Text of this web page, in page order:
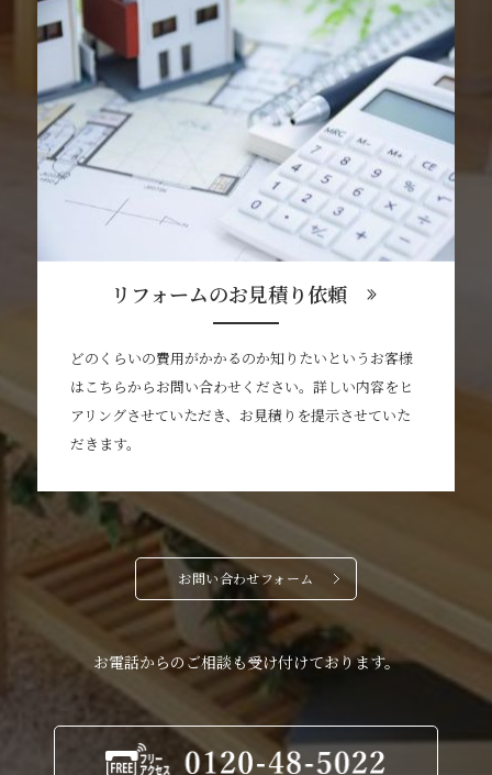
リフォームのお見積り依頼
どのくらいの費用がかかるのか知りたいというお客様
はこちらからお問い合わせください。詳しい内容をヒ
アリングさせていただき、お見積りを提示させていた
だきます。
お問い合わせフォーム
お電話からのご相談も受け付けております。